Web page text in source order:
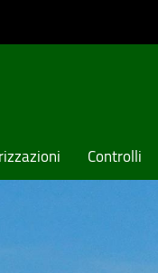
Controlli